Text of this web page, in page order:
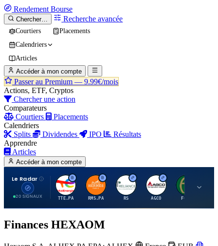
Rendement Bourse
Chercher… Recherche avancée
Courtiers
Placements
Calendriers
Articles
Accéder à mon compte
Passer au Premium — 9.99€/mois
Actions, ETF, Cryptos
Chercher une action
Comparateurs
Courtiers
Placements
Calendriers
Splits
Dividendes IPO
Résultats
Apprendre
Articles
Accéder à mon compte
Le Radar
20 SIGNAUX
T
TTE.PA
H
RMS.PA
R
RS
A
AGCO FCFS
Finances HEXAOM